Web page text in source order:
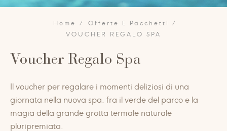
Home
Offerte E Pacchetti
VOUCHER REGALO SPA
Voucher Regalo Spa
Il voucher per regalare i momenti deliziosi di una
giornata nella nuova spa, fra il verde del parco e la
magia della grande grotta termale naturale
pluripremiata.